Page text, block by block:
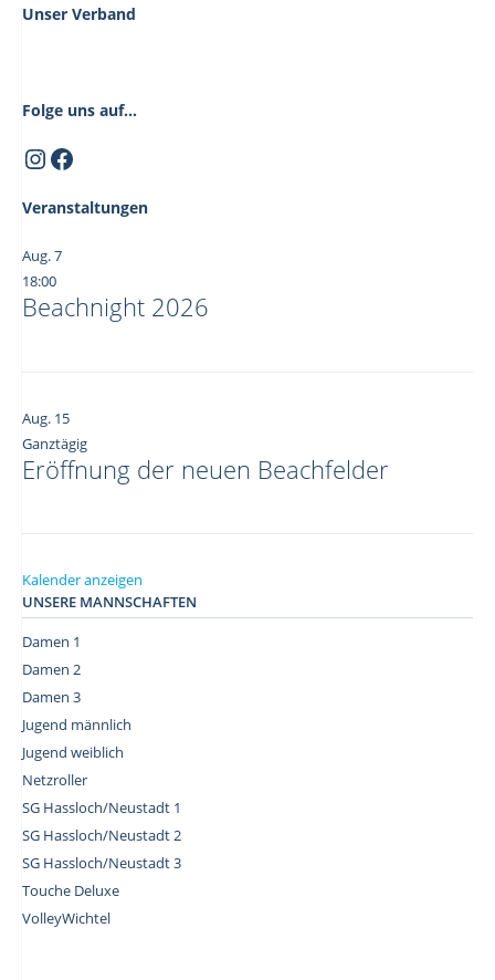
Unser Verband
Folge uns auf...
Instagram
Facebook
Veranstaltungen
Aug.7
18:00
Beachnight 2026
Aug. 15
Ganztägig
Eröffnung der neuen Beachfelder
Kalender anzeigen
UNSERE MANNSCHAFTEN
Damen 1
Damen 2
Damen 3
Jugend männlich
Jugend weiblich
Netzroller
SG Hassloch/Neustadt 1
SG Hassloch/Neustadt 2
SG Hassloch/Neustadt 3
Touche Deluxe
VolleyWichtel